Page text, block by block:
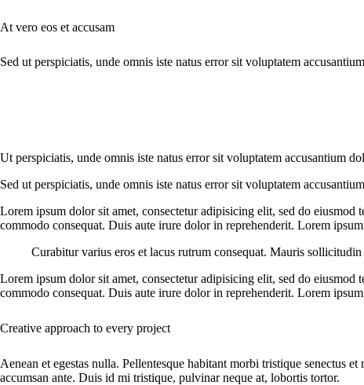
At vero eos et accusam
Sed ut perspiciatis, unde omnis iste natus error sit voluptatem
Ut perspiciatis, unde omnis iste natus error sit voluptatem accusantium
Sed ut perspiciatis, unde omnis iste natus error sit voluptatem
Lorem ipsum dolor sit amet, consectetur adipisicing elit, sed do
commodo consequat. Duis aute irure dolor in reprehenderit. Lorem
Curabitur varius eros et lacus rutrum consequat. Mauris
Lorem ipsum dolor sit amet, consectetur adipisicing elit, sed do
commodo consequat. Duis aute irure dolor in reprehenderit. Lorem
Creative approach to every project
Aenean et egestas nulla. Pellentesque habitant morbi tristique senectus
accumsan ante. Duis id mi tristique, pulvinar neque at, lobortis tortor.